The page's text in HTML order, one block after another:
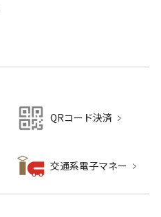
QRコード決済
交通系電子マネー